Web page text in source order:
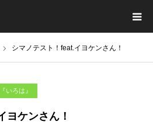
シマノテスト！feat.イヨケンさん！
いろは』
ヨケンさん！